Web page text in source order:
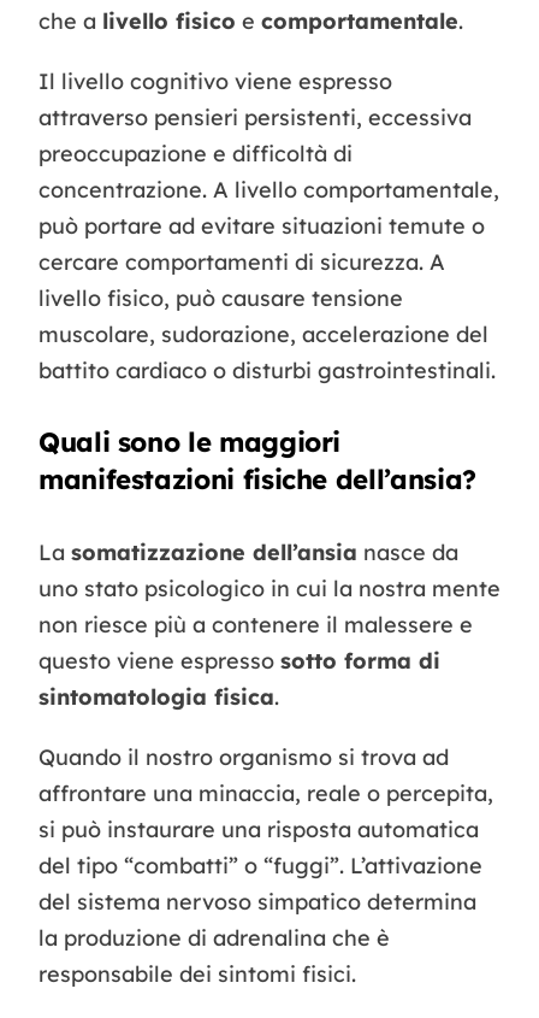
che a livello fisico e comportamentale.
Il livello cognitivo viene espresso
attraverso pensieri persistenti, eccessiva
preoccupazione e difficoltà di
concentrazione. A livello comportamentale,
può portare ad evitare situazioni temute o
cercare comportamenti di sicurezza. A
livello fisico, può causare tensione
muscolare, sudorazione, accelerazione del
battito cardiaco o disturbi gastrointestinali.
Quali sono le maggiori
manifestazioni fisiche dell’ansia?
La somatizzazione dell’ansia nasce da
uno stato psicologico in cui la nostra mente
non riesce più a contenere il malessere e
questo viene espresso sotto forma di
sintomatologia fisica.
Quando il nostro organismo si trova ad
affrontare una minaccia, reale o percepita,
si può instaurare una risposta automatica
del tipo “combatti” o “fuggi”. L’attivazione
del sistema nervoso simpatico determina
la produzione di adrenalina che è
responsabile dei sintomi fisici.